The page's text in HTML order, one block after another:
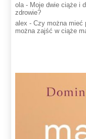
ola - Moje dwie ciąże i
zdrowie?
alex -Czy można mieć
można zajść w ciąże